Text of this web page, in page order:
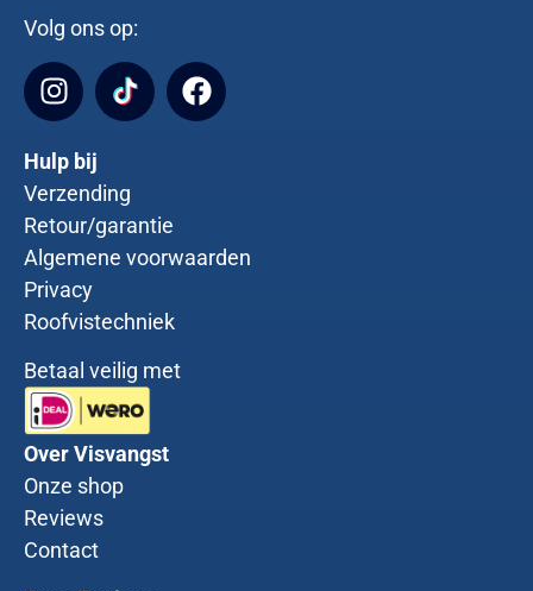
Volg ons op:
Hulp bij
Verzending
Retour/garantie
Algemene voorwaarden
Privacy
Roofvistechniek
Betaal veilig met
Over Visvangst
Onze shop
Reviews
Contact